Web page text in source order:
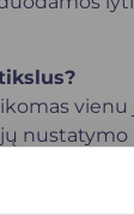
nustatymo